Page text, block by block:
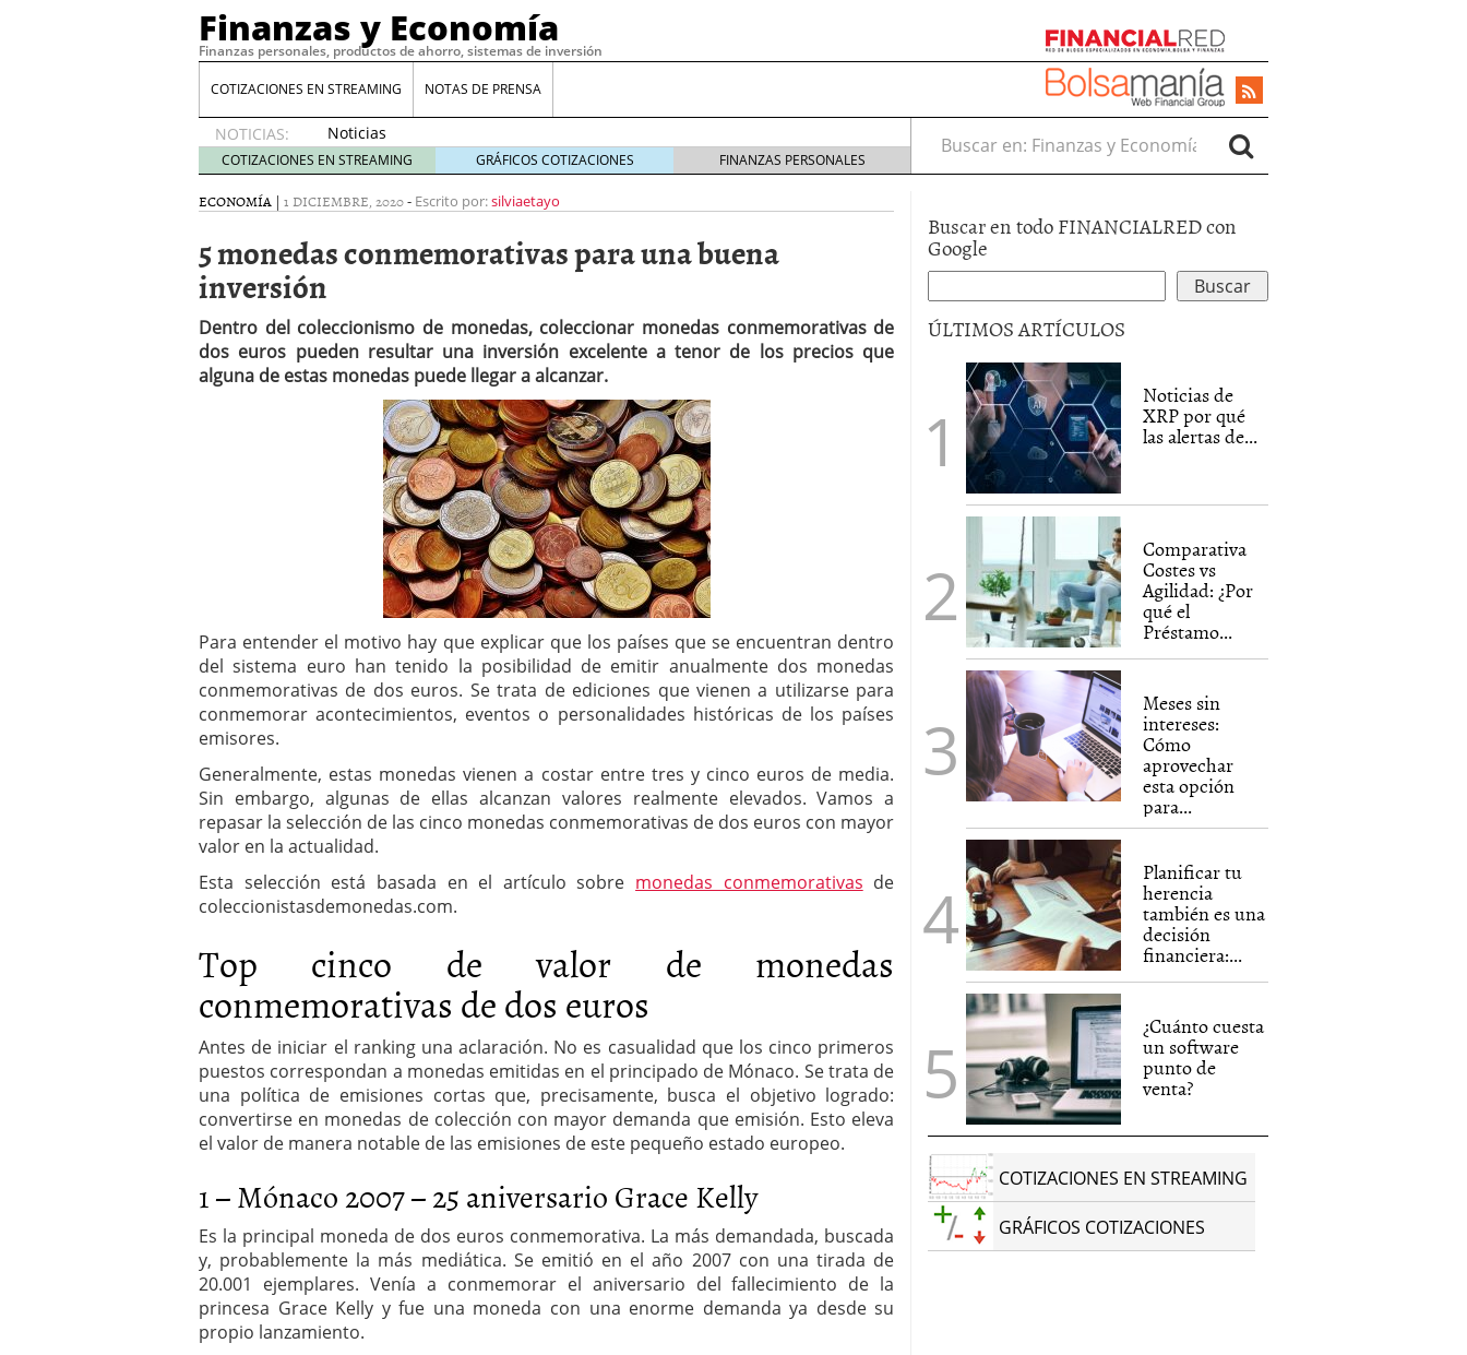
Finanzas y Economía
Finanzas personales, productos de ahorro, sistemas de inversión
COTIZACIONES EN STREAMING NOTAS DE PRENSA
NOTICIAS:
Noticias
de XRP
por qué
las
whales
tarde 16
de abril
de 2026
Comparativa Costes vs Agilidad: ¿Por qué el Préstamo Promotor privado
acelera la rentabilidad? 12 de diciembre de 2025
Meses sin intereses: Cómo aprovechar esta opción para gestionar tus
24 de noviembre de 2025
Planificar tu herencia también es una decisión financiera: cómo anticiparte
a los costes 21 de noviembre de 2025
¿Cuánto cuesta un software punto de venta? 3 de octubre de 2025
COTIZACIONES EN STREAMING GRÁFICOS COTIZACIONES FINANZAS PERSONALES
Buscar en:
ECONOMÍA | 1 DICIEMBRE, 2020- Escrito por:silviaetayo
5 monedas conmemorativas para una buena
inversión
Dentro del coleccionismo de monedas, coleccionar monedas conmemorativas de
dos euros pueden resultar una inversión excelente a tenor de los precios que
alguna de estas monedas puede llegar a alcanzar.
Para entender el motivo hay que explicar que los países que se encuentran dentro
del sistema euro han tenido la posibilidad de emitir anualmente dos monedas
conmemorativas de dos euros. Se trata de ediciones que vienen a utilizarse para
conmemorar acontecimientos, eventos o personalidades históricas de los países
emisores.
Generalmente, estas monedas vienen a costar entre tres y cinco euros de media.
Sin embargo, algunas de ellas alcanzan valores realmente elevados. Vamos a
repasar la selección de las cinco monedas conmemorativas de dos euros con mayor
valor en la actualidad.
Esta selección está basada en el artículo sobre monedas conmemorativas de
coleccionistasdemonedas.com.
Top cinco de valor de monedas
conmemorativas de dos euros
Antes de iniciar el ranking una aclaración. No es casualidad que los cinco primeros
puestos correspondan a monedas emitidas en el principado de Mónaco. Se trata de
una política de emisiones cortas que, precisamente, busca el objetivo logrado:
convertirse en monedas de colección con mayor demanda que emisión. Esto eleva
el valor de manera notable de las emisiones de este pequeño estado europeo.
1 – Mónaco 2007 – 25 aniversario Grace Kelly
Es la principal moneda de dos euros conmemorativa. La más demandada, buscada
y, probablemente la más mediática. Se emitió en el año 2007 con una tirada de
20.001 ejemplares. Venía a conmemorar el aniversario del fallecimiento de la
princesa Grace Kelly y fue una moneda con una enorme demanda ya desde su
propio lanzamiento.
Buscar en todo FINANCIALRED con
Google
ÚLTIMOS ARTÍCULOS
Noticias de
XRP por qué
las alertas de...
Comparativa
Costes vs
Agilidad: ¿Por
qué el
Préstamo...
Meses sin
intereses:
Cómo
aprovechar
esta opción
para...
Planificar tu
herencia
también es una
decisión
financiera:...
¿Cuánto cuesta
un software
punto de
venta?
COTIZACIONES EN STREAMING
GRÁFICOS COTIZACIONES